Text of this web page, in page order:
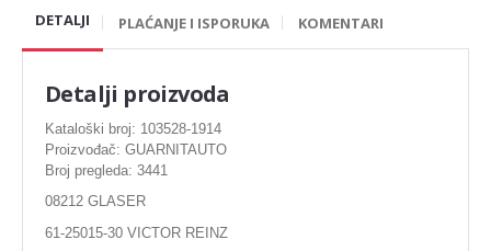
Ventil
Gumice ventila
DIHTUNG
Dihtung glave
Dihtung izduva
DETALJI PLAĆANJE I ISPORUKA KOMENTARI
Detalji proizvoda
Kataloški broj: 103528-1914
Proizvođač: GUARNITAUTO
Broj pregleda: 3441
08212 GLASER
61-25015-30 VICTOR REINZ